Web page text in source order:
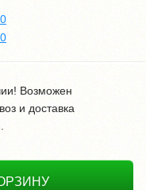
Возможен
и доставка